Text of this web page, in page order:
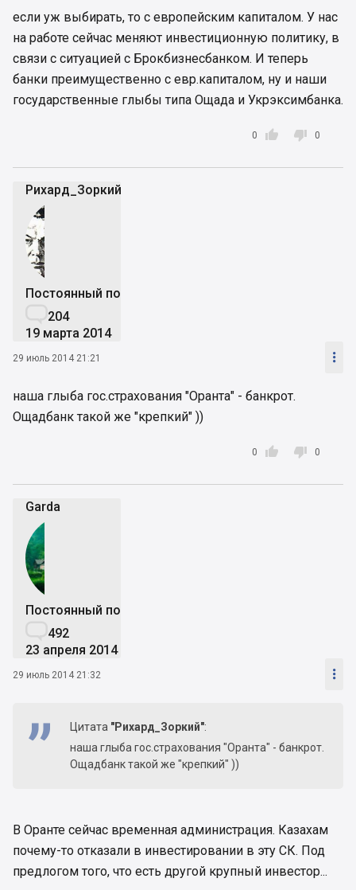
если уж выбирать, то с европейским капиталом. У нас
на работе сейчас меняют инвестиционную политику, в
связи с ситуацией с Брокбизнесбанком. И теперь
банки преимущественно с евр.капиталом, ну и наши
государственные глыбы типа Ощада и Укрэксимбанка.

0  0
Рихард_Зоркий
Постоянный пользователь
204
19 марта 2014
29 июль 2014 21:21 
наша глыба гос.страхования "Оранта" - банкрот.
Ощадбанк такой же "крепкий" ))

0  0
Garda
Постоянный пользователь
492
23 апреля 2014
29 июль 2014 21:32 
Цитата "Рихард_Зоркий":
наша глыба гос.страхования "Оранта" - банкрот.
Ощадбанк такой же "крепкий" ))
В Оранте сейчас временная администрация. Казахам
почему-то отказали в инвестировании в эту СК. Под
предлогом того, что есть другой крупный инвестор...